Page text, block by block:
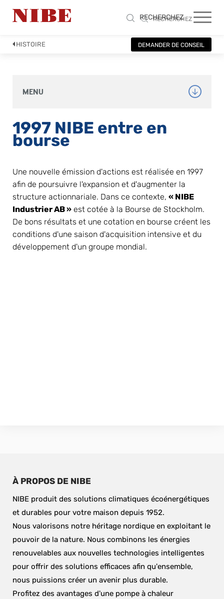
RECHERCHEZ
RECHERCHEZ
HISTOIRE DEMANDER DE CONSEIL
MENU
1997 NIBE entre en
bourse
Une nouvelle émission d'actions est réalisée en 1997
afin de poursuivre l'expansion et d'augmenter la
structure actionnariale. Dans ce contexte, « NIBE
Industrier AB » est cotée à la Bourse de Stockholm.
De bons résultats et une cotation en bourse créent les
conditions d'une saison d'acquisition intensive et du
développement d'un groupe mondial.
À PROPOS DE NIBE
NIBE produit des solutions climatiques écoénergétiques
et durables pour votre maison depuis 1952.
Nous valorisons notre héritage nordique en exploitant le
pouvoir de la nature. Nous combinons les énergies
renouvelables aux nouvelles technologies intelligentes
pour offrir des solutions efficaces afin qu'ensemble,
nous puissions créer un avenir plus durable.
Profitez des avantages d'une pompe à chaleur